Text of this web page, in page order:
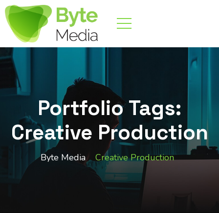
Portfolio Tags:
Creative Production
Byte Media Creative Production